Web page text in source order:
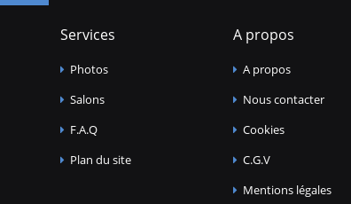
Services
Photos
Salons
F.A.Q
Plan du site
A propos
A propos
Nous contacter
Cookies
C.G.V
Mentions légales